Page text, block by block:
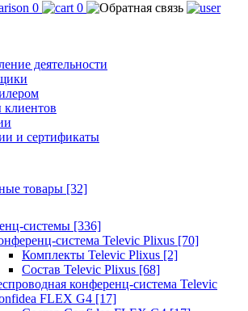
0 0
деятельности
и сертификаты
товары [32]
системы [336]
система Televic Plixus [70]
Комплекты Televic Plixus [2]
Состав Televic Plixus [68]
конференц-система Televic
FLEX G4 [17]